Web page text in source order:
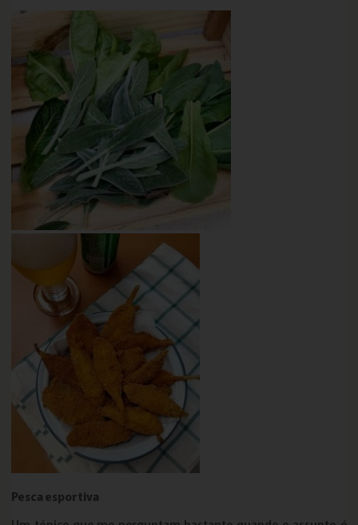
Pesca esportiva